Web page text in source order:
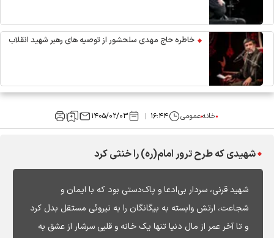
خاطره حاج مهدی سلحشور از توصیه های رهبر شهید انقلاب
خانهعمومی ۱۶:۴۴ ۱۴۰۵/۰۲/۰۳
شهیدی که طرح ترور امام(ره) را خنثی کرد
شهید قرنی، سردار بی‌ادعا و پاک‌دستی بود که با ایمان و
شجاعت، ارتش وابسته به بیگانگان را به نیروئی مستقل بدل کرد
و تا آخر عمر از مال دنیا تنها یک خانه و قلبی سرشار از عشق به